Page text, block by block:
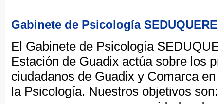
Gabinete de Psicología
El Gabinete de Psicología
Estación de Guadix actúa sobre los
ciudadanos de Guadix y Comarca
la Psicología. Nuestros objetivos